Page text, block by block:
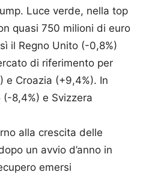
Luce verde, nella top
quasi 750 milioni di euro
il Regno Unito (-0,8%)
di riferimento per
e Croazia (+9,4%). In
8,4%) e Svizzera
alla crescita delle
un avvio d’anno in
emersi